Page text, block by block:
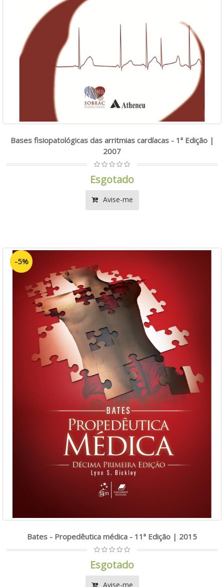
Bases fisiopatológicas das arritmias cardíacas - 1ª Edição |
2007
Esgotado
Avise-me
-5%
Bates - Propedêutica médica - 11ª Edição | 2015
Esgotado
Avise-me